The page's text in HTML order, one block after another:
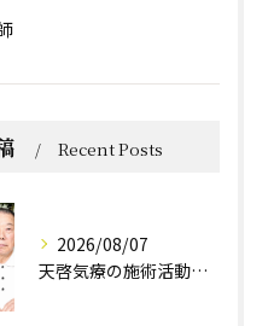
Recent Posts
2026/08/07
天啓気療の施術活動で得られる効果や体験談と好転反応の実際